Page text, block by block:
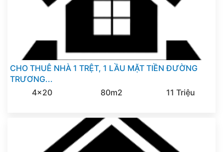
CHO THUÊ NHÀ 1 TRỆT, 1 LẦU MẶT TIỀN ĐƯỜNG
TRƯƠNG...
4x20
80m2 11 Triệu